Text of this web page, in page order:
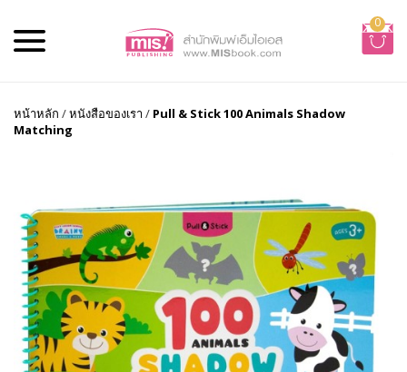
0
หน้าหลัก /หนังสือของเรา / Pull & Stick 100 Animals Shadow
Matching